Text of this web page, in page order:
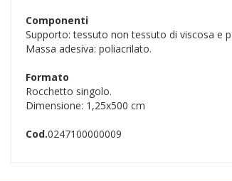
Componenti
Supporto: tessuto non tessuto di viscosa e
Massa adesiva: poliacrilato.
Formato
Rocchetto singolo.
Dimensione: 1,25x500 cm
Cod.0247100000009